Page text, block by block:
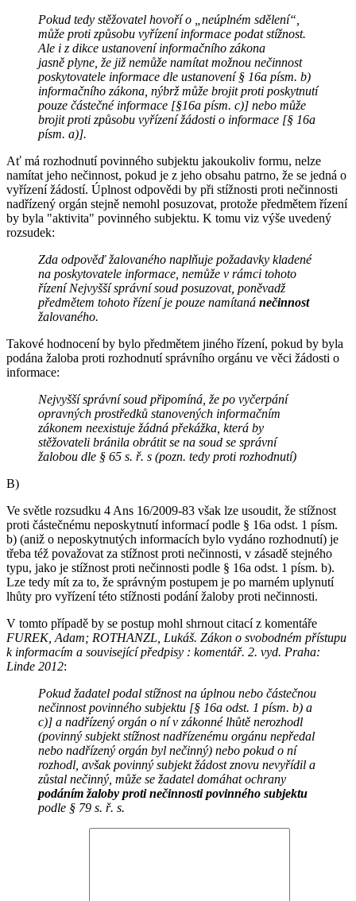
Pokud tedy stěžovatel hovoří o „neúplném sdělení“,
může proti způsobu vyřízení informace podat stížnost.
Ale i z dikce ustanovení informačního zákona
jasně plyne, že již nemůže namítat možnou nečinnost
poskytovatele informace dle ustanovení § 16a písm. b)
informačního zákona, nýbrž může brojit proti poskytnutí
pouze částečné informace [§16a písm. c)] nebo může
brojit proti způsobu vyřízení žádosti o informace [§ 16a
písm. a)].
Ať má rozhodnutí povinného subjektu jakoukoliv formu, nelze
namítat jeho nečinnost, pokud je z jeho obsahu patrno, že se jedná o
vyřízení žádostí. Úplnost odpovědi by při stížnosti proti nečinnosti
nadřízený orgán stejně nemohl posuzovat, protože předmětem řízení
by byla "aktivita" povinného subjektu. K tomu viz výše uvedený
rozsudek:
Zda odpověď žalovaného naplňuje požadavky kladené
na poskytovatele informace, nemůže v rámci tohoto
řízení Nejvyšší správní soud posuzovat, poněvadž
předmětem tohoto řízení je pouze namítaná nečinnost
žalovaného.
Takové hodnocení by bylo předmětem jiného řízení, pokud by byla
podána žaloba proti rozhodnutí správního orgánu ve věci žádosti o
informace:
Nejvyšší správní soud připomíná, že po vyčerpání
opravných prostředků stanovených informačním
zákonem neexistuje žádná překážka, která by
stěžovateli bránila obrátit se na soud se správní
žalobou dle § 65 s. ř. s (pozn. tedy proti rozhodnutí)
B)
Ve světle rozsudku 4 Ans 16/2009-83 však lze usoudit, že stížnost
proti částečnému neposkytnutí informací podle § 16a odst. 1 písm.
b) (aniž o neposkytnutých informacích bylo vydáno rozhodnutí) je
třeba též považovat za stížnost proti nečinnosti, v zásadě stejného
typu, jako je stížnost proti nečinnosti podle § 16a odst. 1 písm. b).
Lze tedy mít za to, že správným postupem je po marném uplynutí
lhůty pro vyřízení této stížnosti podání žaloby proti nečinnosti.
V tomto případě by se postup mohl shrnout citací z komentáře
FUREK, Adam; ROTHANZL, Lukáš. Zákon o svobodném přístupu
k informacím a související předpisy : komentář. 2. vyd. Praha:
Linde 2012:
Pokud žadatel podal stížnost na úplnou nebo částečnou
nečinnostpovinného subjektu [§ 16a odst. 1 písm. b) a
c)] a nadřízený orgán o ní v zákonné lhůtě nerozhodl
(povinný subjekt stížnost nadřízenému orgánu nepředal
nebo nadřízený orgán byl nečinný) nebo pokud o ní
rozhodl, avšak povinný subjekt žádost znovu nevyřídil a
zůstal nečinný, může se žadatel domáhat ochrany
podáním žaloby protinečinnosti povinného subjektu
podle § 79 s. ř. s.